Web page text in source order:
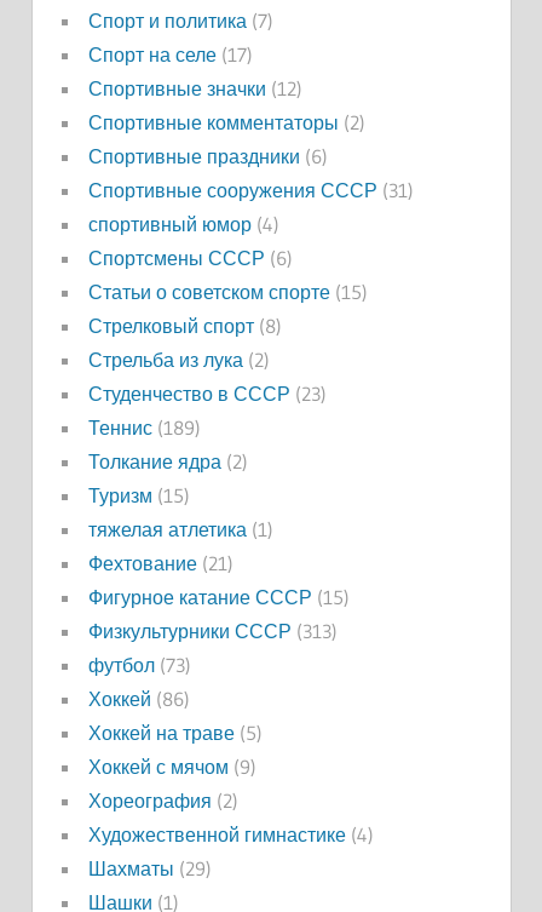
Спорт и политика (7)
Спорт на селе(17)
Спортивные значки (12)
Спортивные комментаторы (2)
Спортивные праздники (6)
Спортивные сооружения СССР (31)
спортивный юмор(4)
Спортсмены СССР (6)
Статьи о советском спорте(15)
Стрелковый спорт(8)
Стрельба из лука (2)
Студенчество в СССР (23)
Теннис(189)
Толкание ядра (2)
Туризм (15)
тяжелая атлетика (1)
Фехтование(21)
Фигурное катание СССР (15)
Физкультурники СССР (313)
футбол(73)
Хоккей (86)
Хоккей на траве(5)
Хоккей с мячом (9)
Хореография (2)
Художественной гимнастике(4)
Шахматы (29)
Шашки (1)